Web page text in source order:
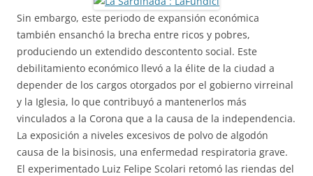
Sin embargo, este periodo de expansión económica
también ensanchó la brecha entre ricos y pobres,
produciendo un extendido descontento social. Este
debilitamiento económico llevó a la élite de la ciudad a
depender de los cargos otorgados por el gobierno virreinal
y la Iglesia, lo que contribuyó a mantenerlos más
vinculados a la Corona que a la causa de la independencia.
La exposición a niveles excesivos de polvo de algodón
causa de la bisinosis, una enfermedad respiratoria grave.
El experimentado Luiz Felipe Scolari retomó las riendas del